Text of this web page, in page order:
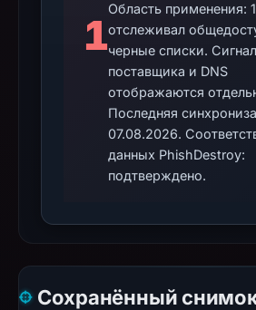
1
Область применения:
отслеживал
черные списки.
поставщика и DNS
отображаются
Последняя
07.08.2026.
данных PhishDestroy:
подтверждено.
Сохранённый